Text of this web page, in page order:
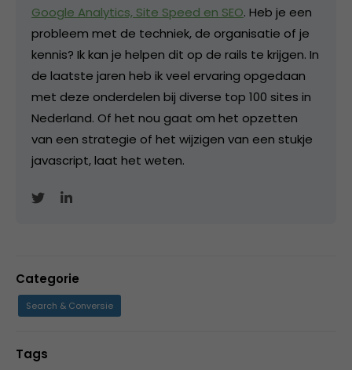
Google Analytics, Site Speed en SEO. Heb je een
probleem met de techniek, de organisatie of je
kennis? Ik kan je helpen dit op de rails te krijgen. In
de laatste jaren heb ik veel ervaring opgedaan
met deze onderdelen bij diverse top 100 sites in
Nederland. Of het nou gaat om het opzetten
van een strategie of het wijzigen van een stukje
javascript, laat het weten.
Categorie
Search & Conversie
Tags